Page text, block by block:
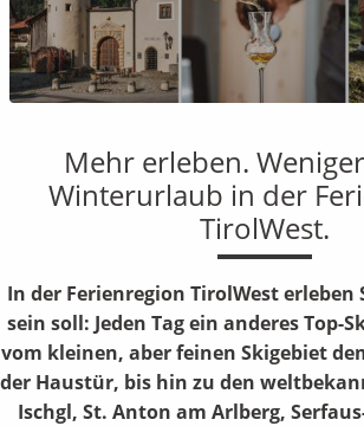
Mehr erleben.
Winterurlaub in der
TirolWest.
In der Ferienregion TirolWest erleben
sein soll: Jeden Tag ein anderes Top-
vom kleinen, aber feinen Skigebiet
der Haustür, bis hin zu den
Ischgl, St. Anton am Arlberg,